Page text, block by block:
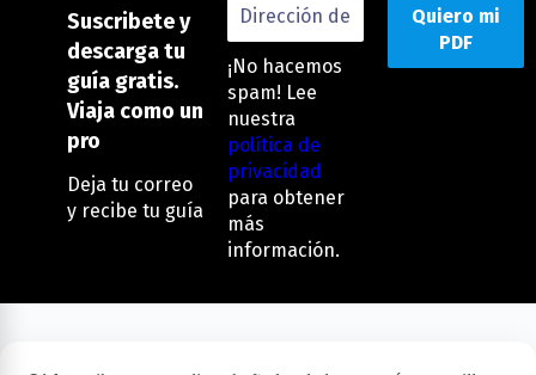
Suscribete y
descarga tu
guía gratis.
Viaja como un
pro
Deja tu correo
y recibe tu guía
¡No hacemos
spam! Lee
nuestra
política de
privacidad
para obtener
más
información.